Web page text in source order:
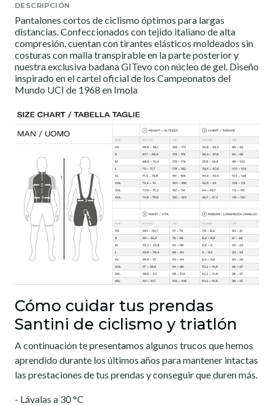
DESCRIPCIÓN
Pantalones cortos de ciclismo óptimos para largas
distancias. Confeccionados con tejido italiano de alta
compresión, cuentan con tirantes elásticos moldeados sin
costuras con malla transpirable en la parte posterior y
nuestra exclusiva badana GITevo con núcleo de gel. Diseño
inspirado en el cartel oficial de los Campeonatos del
Mundo UCI de 1968 en Imola
Cómo cuidar tus prendas
Santini de ciclismo y triatlón
A continuación te presentamos algunos trucos que hemos
aprendido durante los últimos años para mantener intactas
las prestaciones de tus prendas y conseguir que duren más.
- Lávalas a 30 °C